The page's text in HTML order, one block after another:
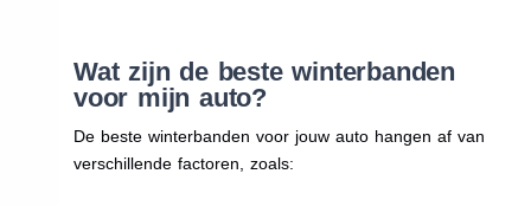
Wat zijn de beste winterbanden
voor mijn auto?
De beste winterbanden voor jouw auto hangen af van
verschillende factoren, zoals: